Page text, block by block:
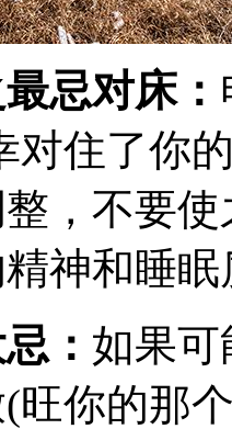
忌对床：
对住了你
，不要
神和睡
： 如果
旺你的那